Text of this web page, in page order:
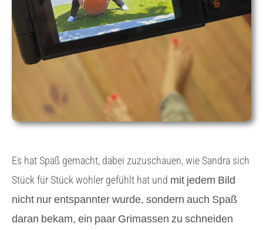
Es hat Spaß gemacht, dabei zuzuschauen, wie Sandra sich
Stück für Stück wohler gefühlt hat und mit jedem Bild
nicht nur entspannter wurde, sondern auch Spaß
daran bekam, ein paar Grimassen zu schneiden